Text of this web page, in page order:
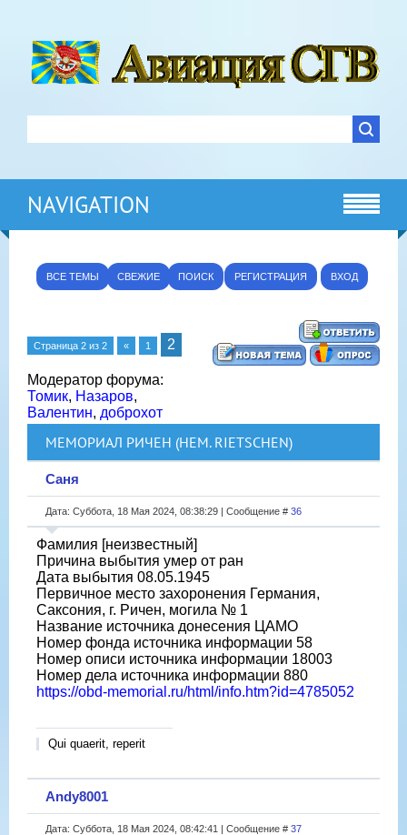
NAVIGATION
ВСЕ ТЕМЫ СВЕЖИЕ ПОИСК РЕГИСТРАЦИЯ ВХОД
Страница 2 из 2 « 1 2
Модератор форума:
Томик, Назаров,
Валентин, доброхот
МЕМОРИАЛ РИЧЕН (НЕМ. RIETSCHEN)
Саня
Дата: Суббота, 18 Мая 2024, 08:38:29 | Сообщение # 36
Фамилия [неизвестный]
Причина выбытия умер от ран
Дата выбытия 08.05.1945
Первичное место захоронения Германия,
Саксония, г. Ричен, могила № 1
Название источника донесения ЦАМО
Номер фонда источника информации 58
Номер описи источника информации 18003
Номер дела источника информации 880
https://obd-memorial.ru/html/info.htm?id=4785052
Qui quaerit, reperit
Andy8001
Дата: Суббота, 18 Мая 2024, 08:42:41 | Сообщение # 37